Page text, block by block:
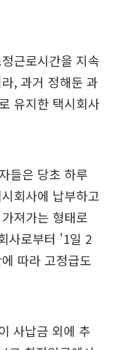
근로시간을 지속
, 과거 정해둔 과
유지한 택시회사
들은 당초 하루
회사에 납부하고
져가는 형태로
사로부터 '1일 2
따라 고정급도
사납금 외에 추